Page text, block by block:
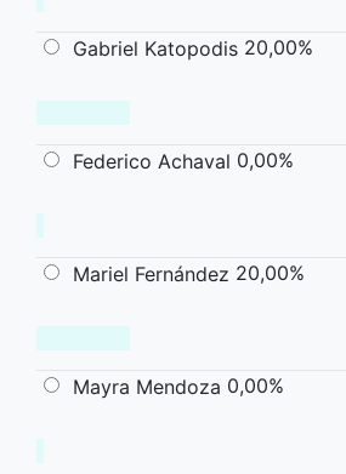
Gabriel Katopodis 20,00%
Federico Achaval 0,00%
Mariel Fernández 20,00%
Mayra Mendoza 0,00%